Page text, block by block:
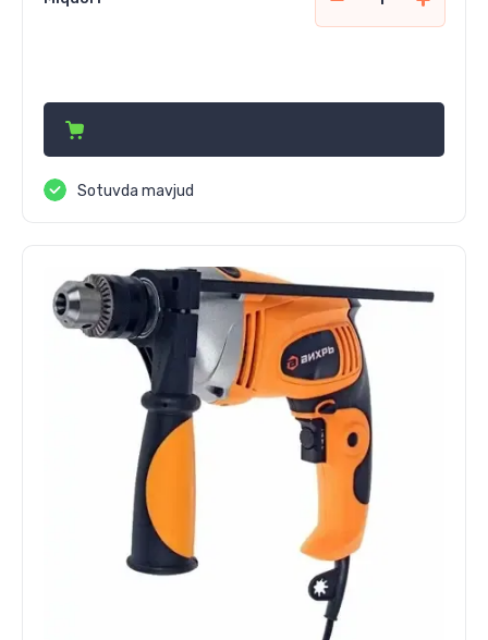
Sotuvda mavjud